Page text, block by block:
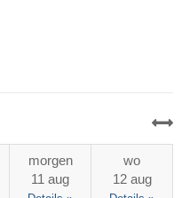
morgen
11 aug
wo
12 aug